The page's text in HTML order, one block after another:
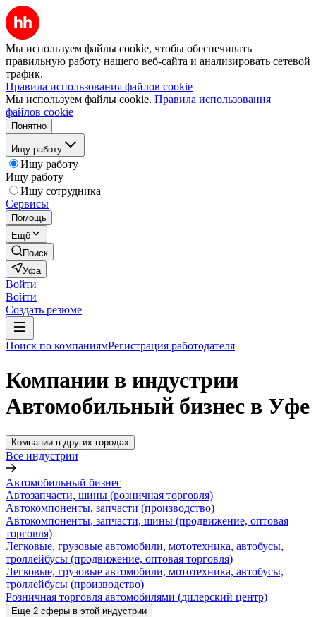
Мы используем файлы cookie, чтобы обеспечивать
правильную работу нашего веб-сайта и анализировать сетевой
трафик.
Правила использования файлов cookie
Мы используем файлы cookie. Правила использования
файлов cookie
Понятно
Ищу работу
Ищу работу
Ищу работу
Ищу сотрудника
Сервисы
Помощь
Ещё
Поиск
Уфа
Войти
Войти
Создать резюме
Поиск по компаниямРегистрация работодателя
Компании в индустрии
Автомобильный бизнес в Уфе
Компании в других городах
Все индустрии
Автомобильный бизнес
Автозапчасти, шины (розничная торговля)
Автокомпоненты, запчасти (производство)
Автокомпоненты, запчасти, шины (продвижение, оптовая
торговля)
Легковые, грузовые автомобили, мототехника, автобусы,
троллейбусы (продвижение, оптовая торговля)
Легковые, грузовые автомобили, мототехника, автобусы,
троллейбусы (производство)
Розничная торговля автомобилями (дилерский центр)
Еще 2 сферы в этой индустрии